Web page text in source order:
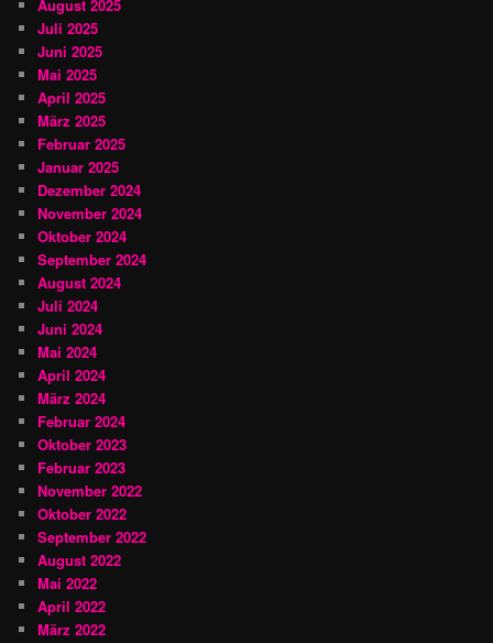
August 2025
Juli 2025
Juni 2025
Mai 2025
April 2025
März 2025
Februar 2025
Januar 2025
Dezember 2024
November 2024
Oktober 2024
September 2024
August 2024
Juli 2024
Juni 2024
Mai 2024
April 2024
März 2024
Februar 2024
Oktober 2023
Februar 2023
November 2022
Oktober 2022
September 2022
August 2022
Mai 2022
April 2022
März 2022